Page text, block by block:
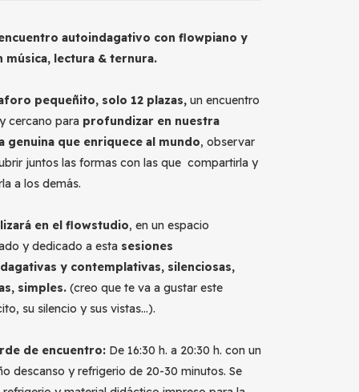
autoindagativo con flowpiano y
música, lectura & ternura.
pequeñito, solo 12 plazas,un encuentro
cercano para profundizar en nuestra
genuina que enriquece al mundo, observar
juntos las formas con las que compartirla y
a los demás.
en el flowstudio, en un espacio
y dedicado a esta sesiones
y contemplativas, silenciosas,
simples. (creo que te va a gustar este
su silencio y sus vistas…).
de encuentro: De 16:30 h. a 20:30 h. con un
descanso y refrigerio de 20-30 minutos. Se